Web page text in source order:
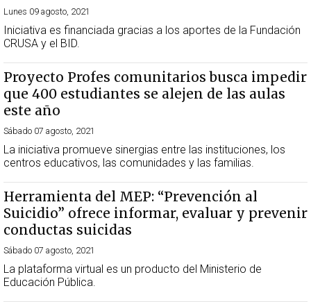
Lunes 09 agosto, 2021
Iniciativa es financiada gracias a los aportes de la Fundación
CRUSA y el BID.
Proyecto Profes comunitarios busca impedir
que 400 estudiantes se alejen de las aulas
este año
Sábado 07 agosto, 2021
La iniciativa promueve sinergias entre las instituciones, los
centros educativos, las comunidades y las familias.
Herramienta del MEP: “Prevención al
Suicidio” ofrece informar, evaluar y prevenir
conductas suicidas
Sábado 07 agosto, 2021
La plataforma virtual es un producto del Ministerio de
Educación Pública.